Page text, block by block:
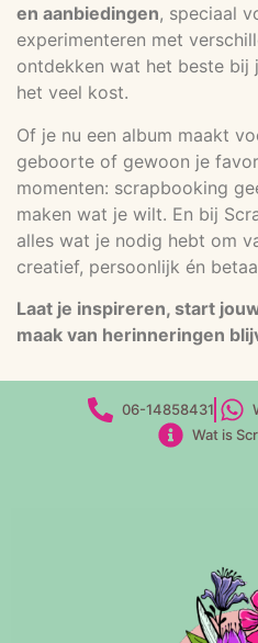
en aanbiedingen, speciaal
experimenteren met
ontdekken wat het beste
het veel kost.
Of je nu een album maakt
geboorte of gewoon je
momenten: scrapbooking
maken wat je wilt. En bij
alles wat je nodig hebt om
creatief, persoonlijk én
Laat je inspireren, start
maak van herinneringen
06-14858431
Wat is